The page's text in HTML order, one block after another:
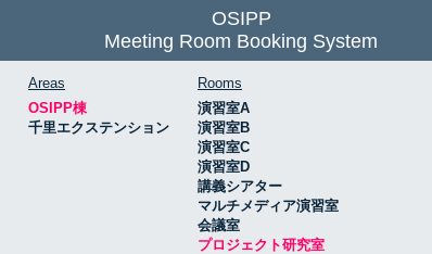
OSIPP
Meeting Room Booking System
Areas
OSIPP棟
千里エクステンション
Rooms
演習室A
演習室B
演習室C
演習室D
講義シアター
マルチメディア演習室
会議室
プロジェクト研究室